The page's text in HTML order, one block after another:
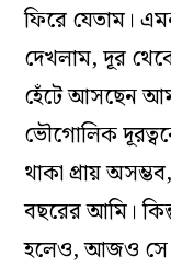
ফিরে যেতাম।
দেখলাম, দূর
হেঁটে আসছেন
ভৌগোলিক
থাকা প্রায়
বছরের আমি।
হলেও, আজও সে